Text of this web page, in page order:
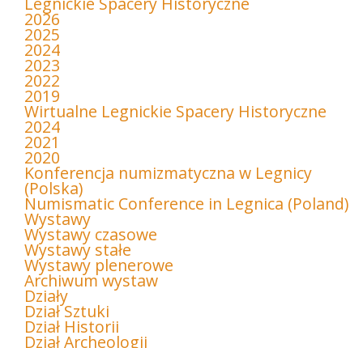
2026
2025
2024
2023
2022
2019
Wirtualne Legnickie Spacery Historyczne
2024
2021
2020
Konferencja numizmatyczna w Legnicy
(Polska)
Numismatic Conference in Legnica (Poland)
Wystawy
Wystawy czasowe
Wystawy stałe
Wystawy plenerowe
Archiwum wystaw
Działy
Dział Sztuki
Dział Historii
Dział Archeologii